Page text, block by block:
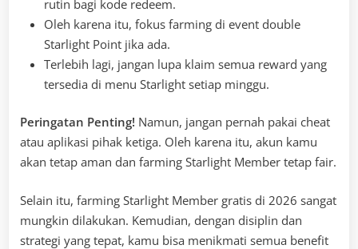
rutin bagi kode redeem.
Oleh karena itu, fokus farming di event double
Starlight Point jika ada.
Terlebih lagi, jangan lupa klaim semua reward yang
tersedia di menu Starlight setiap minggu.
Peringatan Penting! Namun, jangan pernah pakai cheat
atau aplikasi pihak ketiga. Oleh karena itu, akun kamu
akan tetap aman dan farming Starlight Member tetap fair.
Selain itu, farming Starlight Member gratis di 2026 sangat
mungkin dilakukan. Kemudian, dengan disiplin dan
strategi yang tepat, kamu bisa menikmati semua benefit